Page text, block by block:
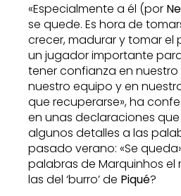
«Especialmente a él (por
se quede. Es hora de
crecer, madurar y tomar el
un jugador importante
tener confianza en
nuestro equipo y en
que recuperarse», ha
en unas declaraciones
algunos detalles a las
pasado verano: «Se
palabras de Marquinhos
las del ‘burro’ de Piqué?